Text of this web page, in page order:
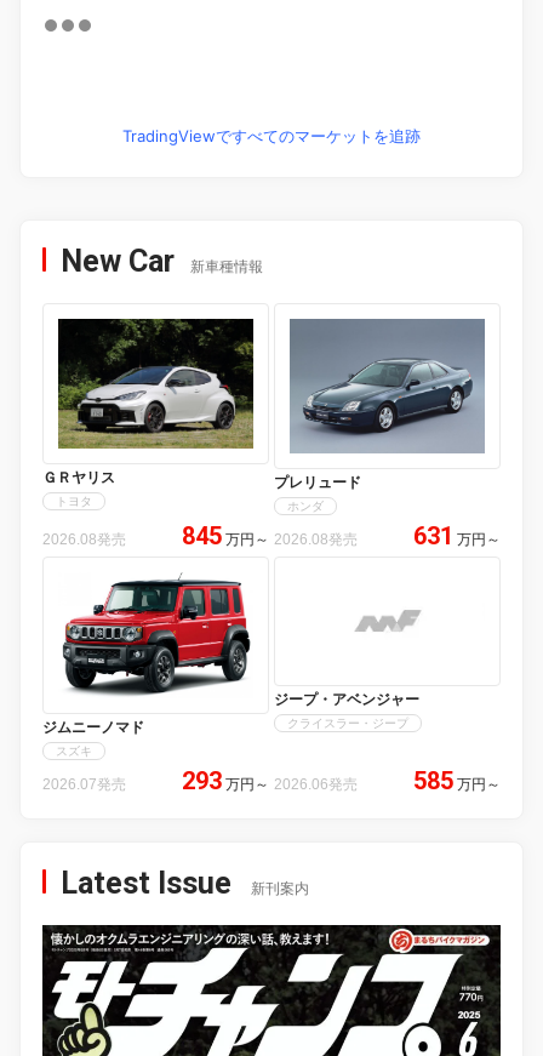
TradingViewですべてのマーケットを追跡
New Car 新車種情報
ＧＲヤリス
トヨタ
2026.08発売 845 万円 ～
プレリュード
ホンダ
2026.08発売 631 万円 ～
ジムニーノマド
スズキ
2026.07発売 293 万円 ～
ジープ・アベンジャー
クライスラー・ジープ
2026.06発売 585 万円 ～
Latest Issue 新刊案内